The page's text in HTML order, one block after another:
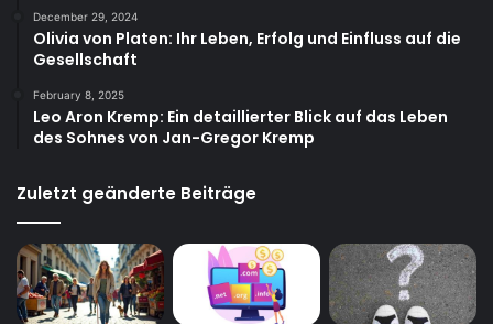
December 29, 2024
Olivia von Platen: Ihr Leben, Erfolg und Einfluss auf die
Gesellschaft
February 8, 2025
Leo Aron Kremp: Ein detaillierter Blick auf das Leben
des Sohnes von Jan-Gregor Kremp
Zuletzt geänderte Beiträge